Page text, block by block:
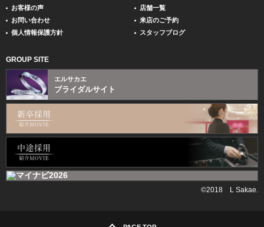
お客様の声
店舗一覧
お問い合わせ
来店のご予約
個人情報保護方針
スタッフブログ
GROUP SITE
エルサカエ
ブライダルサイト
©2018 L Sakae.